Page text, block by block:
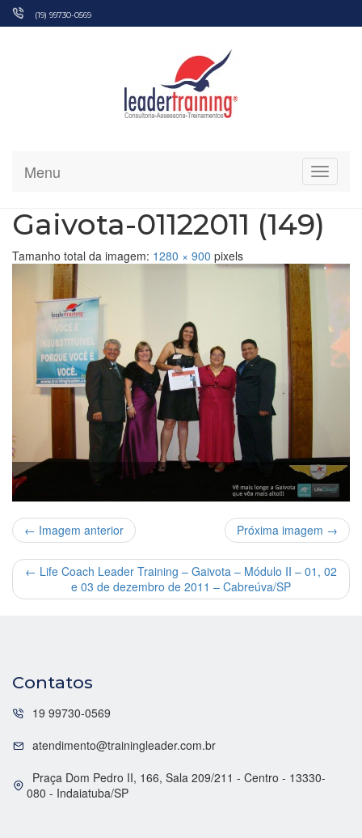
Pular
(19) 99730-0569
Menu
Gaivota-01122011 (149)
Tamanho total da imagem: 1280 × 900 pixels
← Imagem anterior Próxima imagem →
← Life Coach Leader Training – Gaivota – Módulo II – 01, 02
e 03 de dezembro de 2011 – Cabreúva/SP
Contatos
19 99730-0569
atendimento@trainingleader.com.br
Praça Dom Pedro II, 166, Sala 209/211 - Centro - 13330-
080 - Indaiatuba/SP